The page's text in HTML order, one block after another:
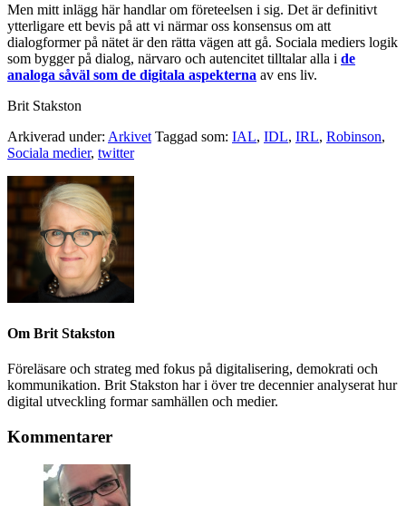
Men mitt inlägg här handlar om företeelsen i sig. Det är definitivt
ytterligare ett bevis på att vi närmar oss konsensus om att
dialogformer på nätet är den rätta vägen att gå. Sociala mediers logik
som bygger på dialog, närvaro och autencitet tilltalar alla i de
analoga såväl som de digitala aspekterna av ens liv.
Brit Stakston
Arkiverad under: Arkivet Taggad som: IAL, IDL, IRL, Robinson,
Sociala medier, twitter
Om Brit Stakston
Föreläsare och strateg med fokus på digitalisering, demokrati och
kommunikation. Brit Stakston har i över tre decennier analyserat hur
digital utveckling formar samhällen och medier.
Kommentarer